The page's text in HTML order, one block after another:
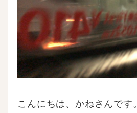
こんにちは、かねさんです。